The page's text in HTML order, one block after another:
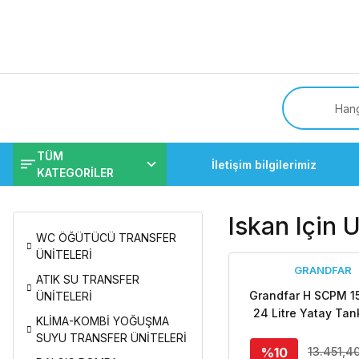
TÜM
KATEGORİLER
İletişim bilgilerimiz
WC ÖĞÜTÜCÜ TRANSFER
ÜNİTELERİ
ATIK SU TRANSFER
ÜNİTELERİ
KLİMA-KOMBİ YOĞUŞMA
SUYU TRANSFER ÜNİTELERİ
Iskan Için
GRANDFAR
Grandfar H SCPM
24 Litre Yatay
Pompalı Paket
%10